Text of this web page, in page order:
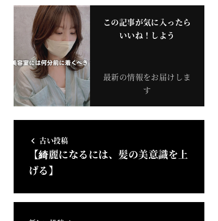
この記事が気に入ったら
いいね！しよう
最新の情報をお届けしま
す
古い投稿
【綺麗になるには、髪の美意識を上
げる】